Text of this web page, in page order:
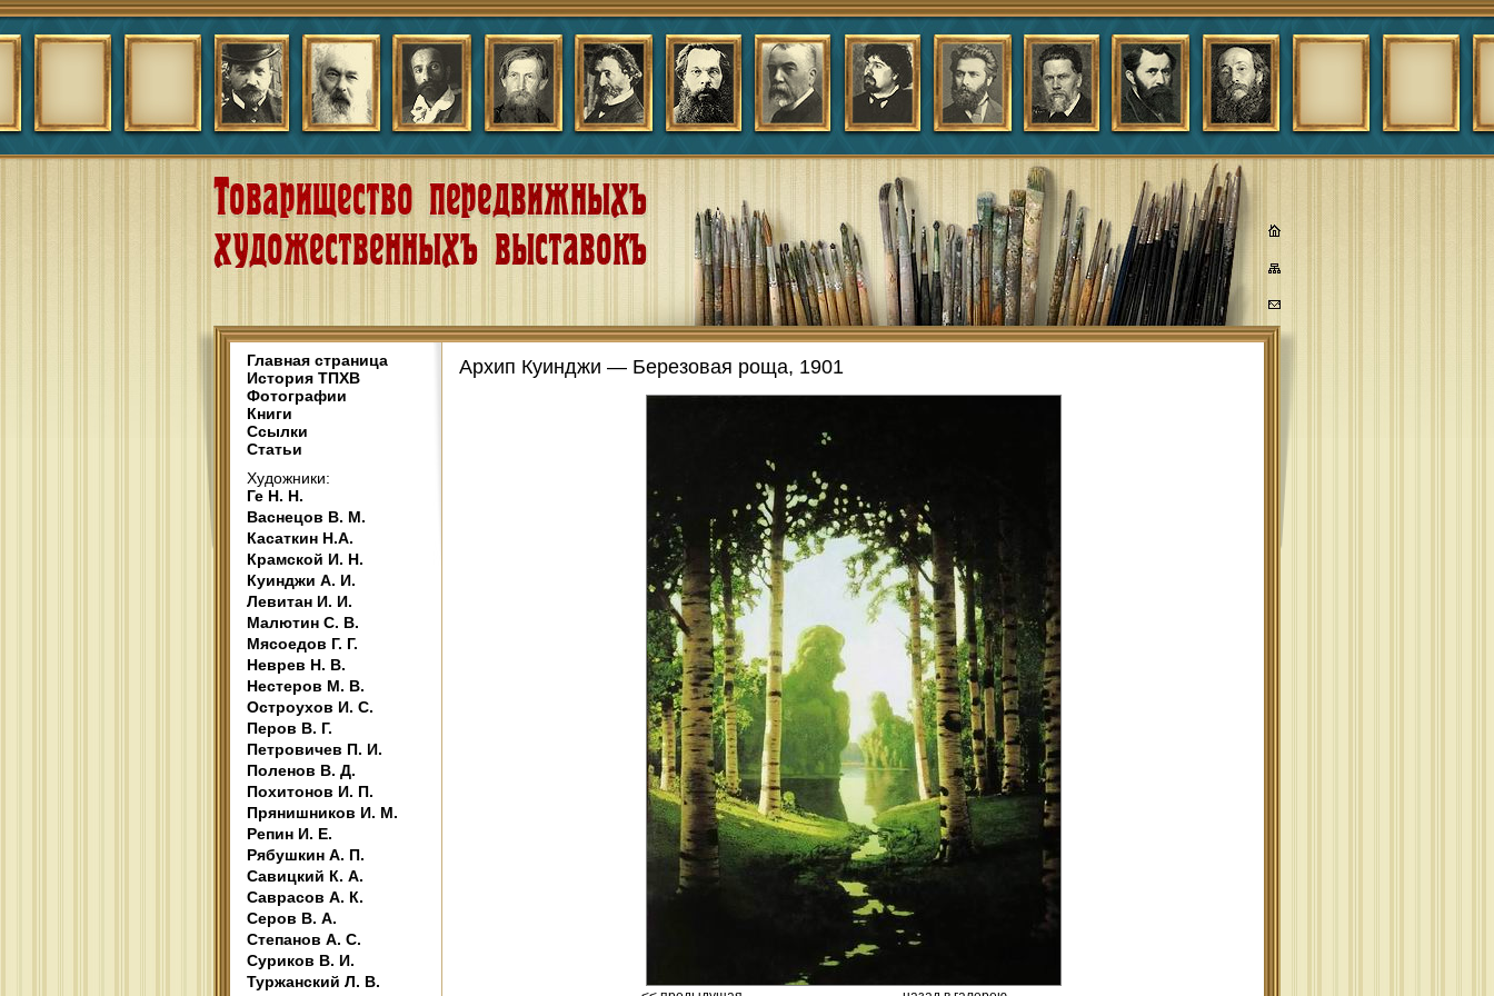
Главная страница
История ТПХВ
Фотографии
Книги
Ссылки
Статьи
Художники:
Ге Н. Н.
Васнецов В. М.
Касаткин Н.А.
Крамской И. Н.
Куинджи А. И.
Левитан И. И.
Малютин С. В.
Мясоедов Г. Г.
Неврев Н. В.
Нестеров М. В.
Остроухов И. С.
Перов В. Г.
Петровичев П. И.
Поленов В. Д.
Похитонов И. П.
Прянишников И. М.
Репин И. Е.
Рябушкин А. П.
Савицкий К. А.
Саврасов А. К.
Серов В. А.
Степанов А. С.
Суриков В. И.
Туржанский Л. В.
Архип Куинджи — Березовая роща, 1901